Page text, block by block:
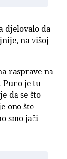
djelovalo da
na višoj
rasprave na
Puno je tu
da se što
ono što
smo jači